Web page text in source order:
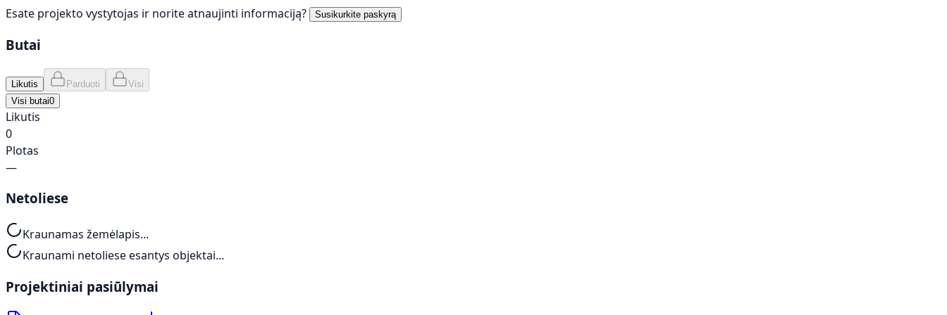
Esate projekto vystytojas ir norite atnaujinti informaciją? Susikurkite paskyrą
Butai
Likutis Parduoti
Visi
Visi butai0
Likutis
0
Plotas
—
Netoliese
Kraunamas žemėlapis...
Kraunami netoliese esantys objektai...
Projektiniai pasiūlymai